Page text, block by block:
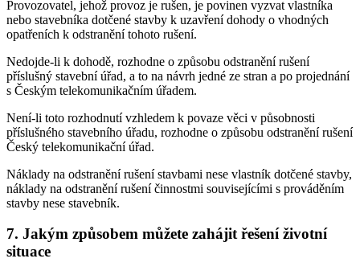
Provozovatel, jehož provoz je rušen, je povinen vyzvat vlastníka
nebo stavebníka dotčené stavby k uzavření dohody o vhodných
opatřeních k odstranění tohoto rušení.
Nedojde-li k dohodě, rozhodne o způsobu odstranění rušení
příslušný stavební úřad, a to na návrh jedné ze stran a po projednání
s Českým telekomunikačním úřadem.
Není-li toto rozhodnutí vzhledem k povaze věci v působnosti
příslušného stavebního úřadu, rozhodne o způsobu odstranění rušení
Český telekomunikační úřad.
Náklady na odstranění rušení stavbami nese vlastník dotčené stavby,
náklady na odstranění rušení činnostmi souvisejícími s prováděním
stavby nese stavebník.
7. Jakým způsobem můžete zahájit řešení životní
situace